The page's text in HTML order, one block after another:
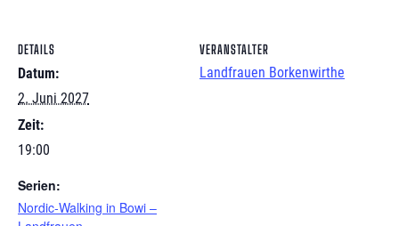
DETAILS
Datum:
2. Juni 2027
Zeit:
19:00
Serien:
Nordic-Walking in Bowi –
VERANSTALTER
Landfrauen Borkenwirthe